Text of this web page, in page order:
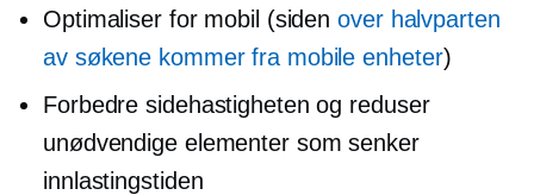
Optimaliser for mobil (sidenover halvparten
av søkene kommer fra mobile enheter)
Forbedre sidehastigheten og reduser
unødvendige elementer som senker
innlastingstiden